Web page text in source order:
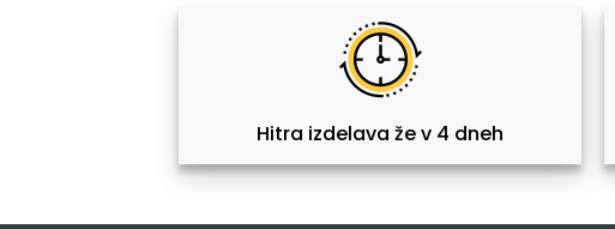
Hitra izdelava že v 4 dneh